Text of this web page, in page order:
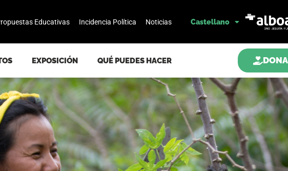
Educativas Incidencia Política Noticias Castellano
EXPOSICIÓN QUÉ PUEDES HACER